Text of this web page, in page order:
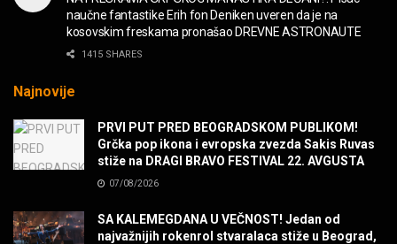
MUZIKA
POVRATAK Iron Maiden The Writing On The Wall
naučne fantastike Erih fon Deniken uveren da je na
kosovskim freskama pronašao DREVNE ASTRONAUTE
1415 SHARES
Najnovije
PRVI PUT PRED BEOGRADSKOM PUBLIKOM!
Grčka pop ikona i evropska zvezda Sakis Ruvas
stiže na DRAGI BRAVO FESTIVAL 22. AVGUSTA
07/08/2026
SA KALEMEGDANA U VEČNOST! Jedan od
najvažnijih rokenrol stvaralaca stiže u Beograd,